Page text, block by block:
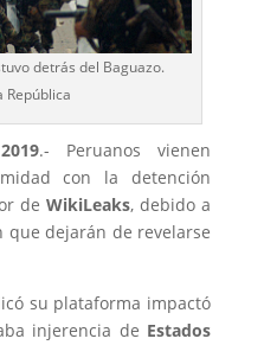
detrás del Baguazo.
República
.- Peruanos vienen
con la detención
deWikiLeaks, debido a
que dejarán de revelarse
su plataforma impactó
injerencia de Estados